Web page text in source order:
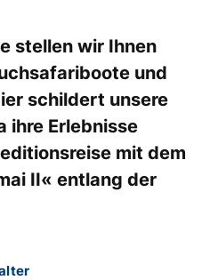
stellen wir Ihnen
und
schildert unsere
ihre Erlebnisse
mit dem
II« entlang der